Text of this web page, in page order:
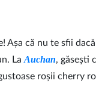
că nu te sfii
La Auchan, găsești
roșii cherry